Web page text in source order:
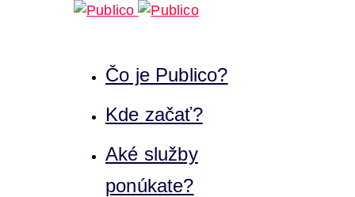
Čo je Publico?
Kde začať?
Aké služby
ponúkate?